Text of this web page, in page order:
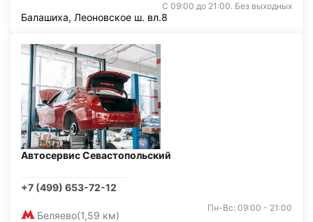
С 09:00 до 21:00. Без выходных
Балашиха, Леоновское ш. вл.8
Автосервис Севастопольский
+7 (499) 653-72-12
Беляево(1,59 км)
Пн-Вс: 09:00 - 21:00